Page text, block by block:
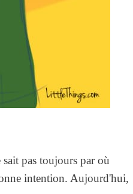
pas toujours par où
intention. Aujourd'hui,